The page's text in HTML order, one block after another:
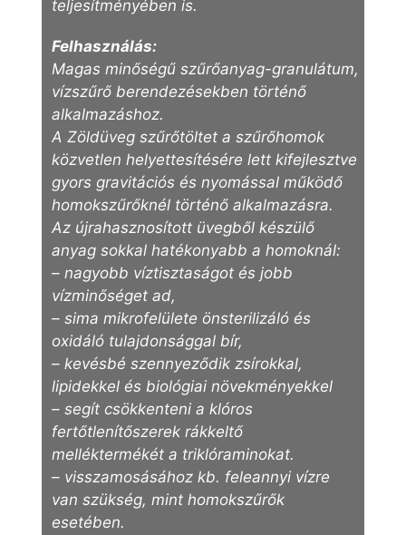
teljesítményében is.
Felhasználás:
Magas minőségű szűrőanyag-granulátum,
vízszűrő berendezésekben történő
alkalmazáshoz.
A Zöldüveg szűrőtöltet a szűrőhomok
közvetlen helyettesítésére lett kifejlesztve
gyors gravitációs és nyomással működő
homokszűrőknél történő alkalmazásra.
Az újrahasznosított üvegből készülő
anyag sokkal hatékonyabb a homoknál:
– nagyobb víztisztaságot és jobb
vízminőséget ad,
– sima mikrofelülete önsterilizáló és
oxidáló tulajdonsággal bír,
– kevésbé szennyeződik zsírokkal,
lipidekkel és biológiai növekményekkel
– segít csökkenteni a klóros
fertőtlenítőszerek rákkeltő
melléktermékét a triklóraminokat.
– visszamosásához kb. feleannyi vízre
van szükség, mint homokszűrők
esetében.